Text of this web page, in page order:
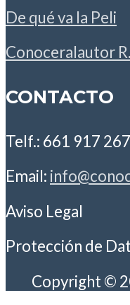
De qué va la Peli
Conoceralautor
CONTACTO
Telf.: 661 917 267
Email:
Aviso Legal
Protección de
Copyright ©